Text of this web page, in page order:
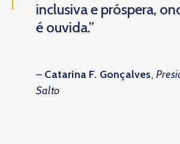
inclusiva e próspera,
é ouvida.”
– Catarina F. Gonçalves,
Salto